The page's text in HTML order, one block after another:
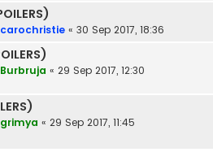
carochristie « 30 Sep 2017, 18:36
Burbruja « 29 Sep 2017, 12:30
grimya « 29 Sep 2017, 11:45